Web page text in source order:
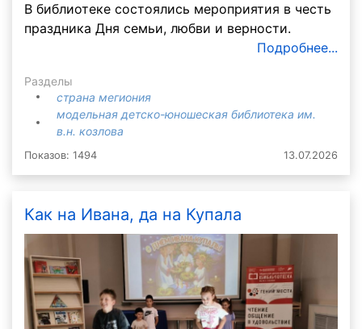
В библиотеке состоялись мероприятия в честь
праздника Дня семьи, любви и верности.
Подробнее...
Разделы
страна мегиония
модельная детско-юношеская библиотека им.
в.н. козлова
Показов: 1494 13.07.2026
Как на Ивана, да на Купала